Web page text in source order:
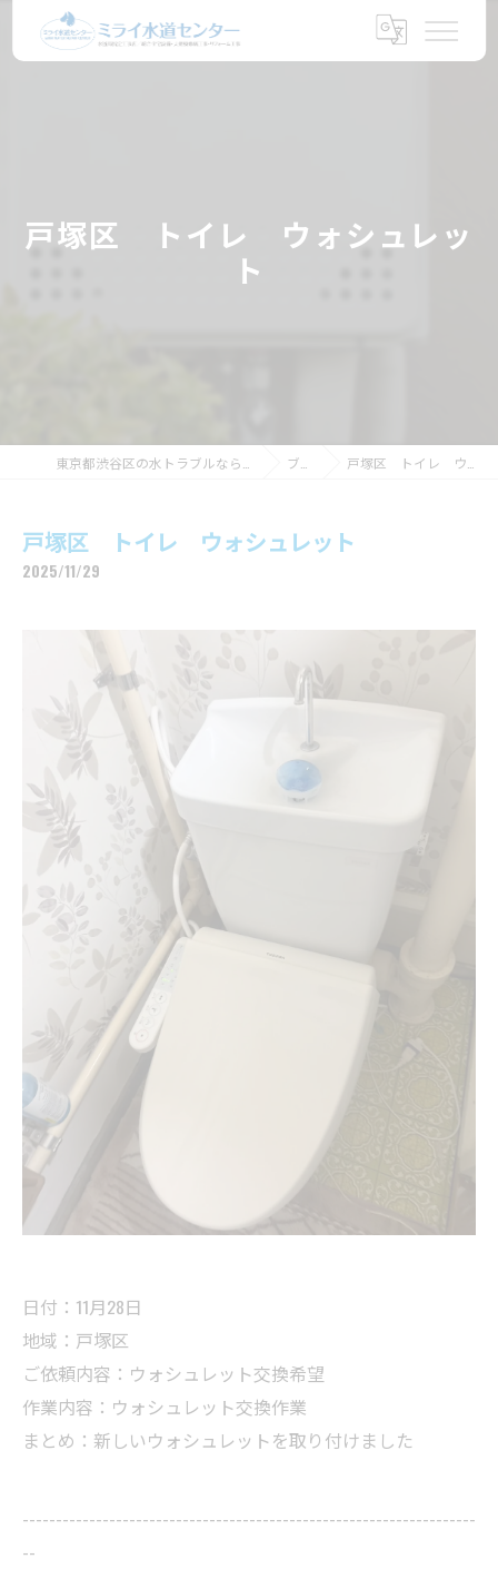
戸塚区 トイレ ウォシュレッ
ト
ブログ 戸塚区 トイレ ウォシュレット
戸塚区 トイレ ウォシュレット
2025/11/29
日付：11月28日
地域：戸塚区
ご依頼内容：ウォシュレット交換希望
作業内容：ウォシュレット交換作業
まとめ：新しいウォシュレットを取り付けました
--------------------------------------------------------------------
--